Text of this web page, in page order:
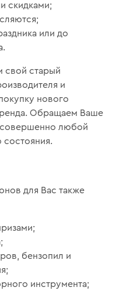
скидками;
или до
свой старый
и
нового
Обращаем Ваше
совершенно любой
состояния.
для Вас также
бензопил и
инструмента;